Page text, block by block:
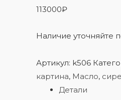
113000₽
Наличие уточняйте
Артикул: k506
картина, Масло,
Детали